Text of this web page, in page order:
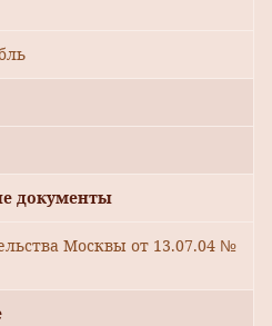
документы
Москвы от 13.07.04 №